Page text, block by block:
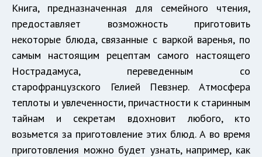
Книга, предназначенная для семейного чтения,
предоставляет возможность приготовить
некоторые блюда, связанные с варкой варенья, по
самым настоящим рецептам самого настоящего
Нострадамуса, переведенным со
старофранцузского Гелией Певзнер. Атмосфера
теплоты и увлеченности, причастности к старинным
тайнам и секретам вдохновит любого, кто
возьмется за приготовление этих блюд. А во время
приготовления можно будет узнать, например, как